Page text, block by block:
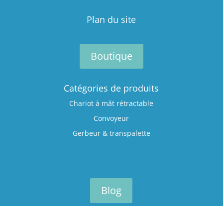
Plan du site
Boutique
Catégories de produits
Chariot à mât rétractable
Convoyeur
Gerbeur & transpalette
Blog